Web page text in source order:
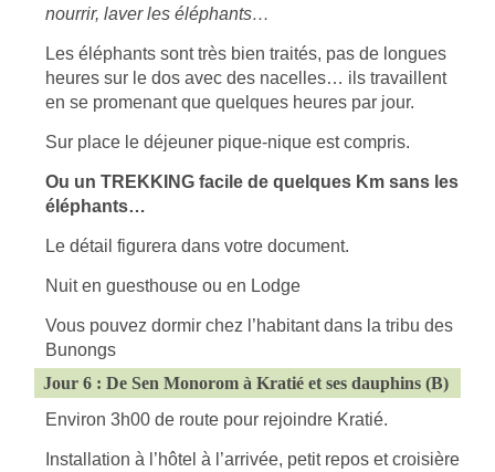
nourrir, laver les éléphants…
Les éléphants sont très bien traités, pas de longues
heures sur le dos avec des nacelles… ils travaillent
en se promenant que quelques heures par jour.
Sur place le déjeuner pique-nique est compris.
Ou un TREKKING facile de quelques Km sans les
éléphants…
Le détail figurera dans votre document.
Nuit en guesthouse ou en Lodge
Vous pouvez dormir chez l’habitant dans la tribu des
Bunongs
Jour 6 : De Sen Monorom à Kratié et ses dauphins (B)
Environ 3h00 de route pour rejoindre Kratié.
Installation à l’hôtel à l’arrivée, petit repos et croisière